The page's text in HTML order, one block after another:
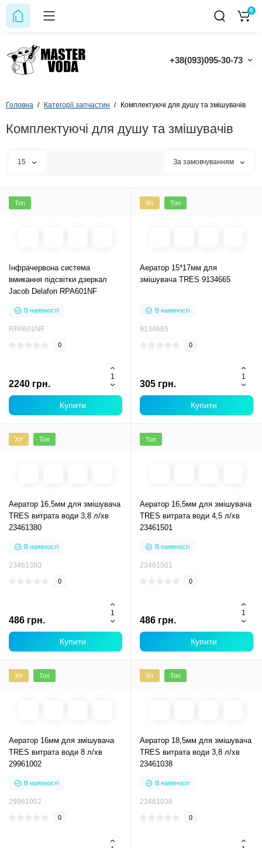
+38(093)095-30-73
0
Головна Категорії запчастин Комплектуючі для душу та змішувачів
Комплектуючі для душу та змішувачів
15 За замовчуванням
Топ
Інфрачервона система
вмикання підсвітки дзеркал
Jacob Delafon RPA601NF
В наявності
RPA601NF
0
2240 грн.
Купити
Хіт Топ
Аератор 15*17мм для
змішувача TRES 9134665
В наявності
9134665
0
305 грн.
Купити
Хіт Топ
Аератор 16,5мм для змішувача
TRES витрата води 3,8 л/хв
23461380
В наявності
23461380
0
486 грн.
Купити
Топ
Аератор 16,5мм для змішувача
TRES витрата води 4,5 л/хв
23461501
В наявності
23461501
0
486 грн.
Купити
Хіт Топ
Аератор 16мм для змішувача
TRES витрата води 8 л/хв
29961002
В наявності
29961002
0
Хіт Топ
Аератор 18,5мм для змішувача
TRES витрата води 3,8 л/хв
23461038
В наявності
23461038
0